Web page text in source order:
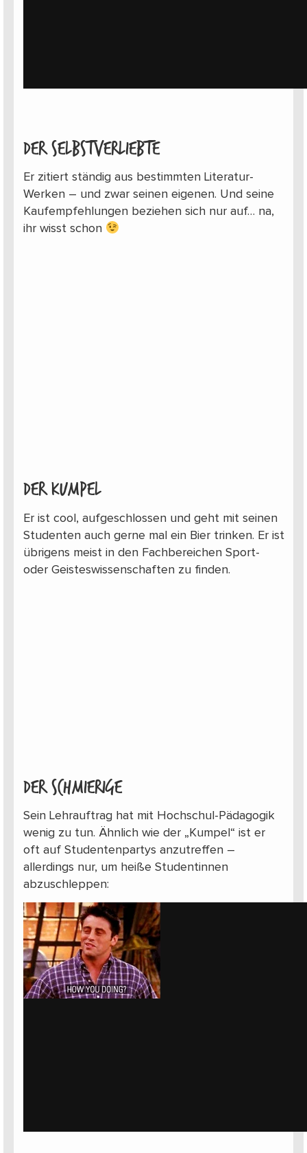
Der Selbstverliebte
Er zitiert ständig aus bestimmten Literatur-
Werken – und zwar seinen eigenen. Und seine
Kaufempfehlungen beziehen sich nur auf… na,
ihr wisst schon
Der Kumpel
Er ist cool, aufgeschlossen und geht mit seinen
Studenten auch gerne mal ein Bier trinken. Er ist
übrigens meist in den Fachbereichen Sport-
oder Geisteswissenschaften zu finden.
Der Schmierige
Sein Lehrauftrag hat mit Hochschul-Pädagogik
wenig zu tun. Ähnlich wie der „Kumpel“ ist er
oft auf Studentenpartys anzutreffen –
allerdings nur, um heiße Studentinnen
abzuschleppen: